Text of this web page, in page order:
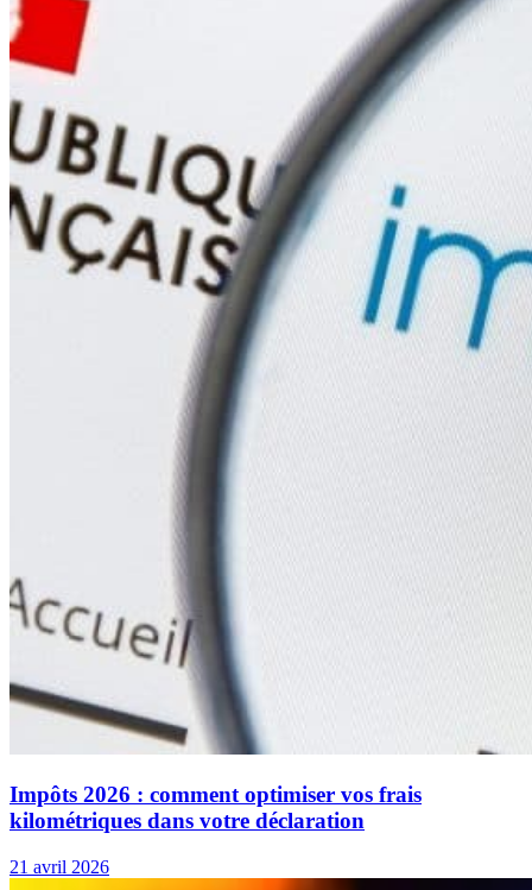
Impôts 2026 : comment optimiser vos frais
kilométriques dans votre déclaration
21 avril 2026